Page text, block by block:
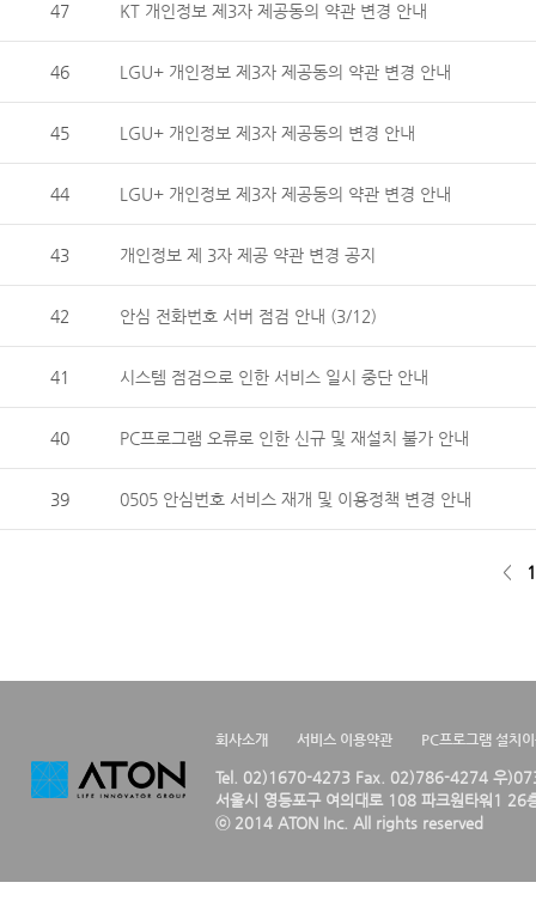
47 KT 개인정보 제3자 제공동의 약관 변경 안내
46 LGU+ 개인정보 제3자 제공동의 약관 변경 안내
45 LGU+ 개인정보 제3자 제공동의 변경 안내
44 LGU+ 개인정보 제3자 제공동의 약관 변경 안내
43 개인정보 제 3자 제공 약관 변경 공지
42 안심 전화번호 서버 점검 안내 (3/12)
41 시스템 점검으로 인한 서비스 일시 중단 안내
40 PC프로그램 오류로 인한 신규 및 재설치 불가 안내
39 0505 안심번호 서비스 재개 및 이용정책 변경 안내
< 1
회사소개 서비스 이용약관 PC프로그램 설치
Tel. 02)1670-4273 Fax. 02)786-4274 우
서울시 영등포구 여의대로 108 파크원타워1 26
ⓒ 2014 ATON Inc. All rights reserved